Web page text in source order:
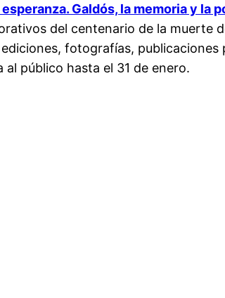
Galdós, la memoria y la
del centenario de la muerte
fotografías, publicaciones
público hasta el 31 de enero.